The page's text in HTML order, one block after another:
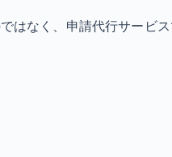
はなく、申請代行サービス